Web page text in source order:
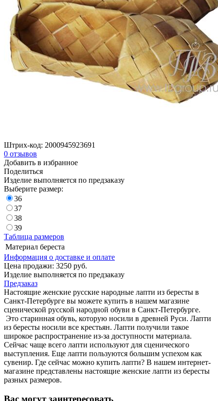
Штрих-код: 2000945923691
0 отзывов
Добавить в избранное
Поделиться
Изделие выполняется по предзаказу
Выберите размер:
36
37
38
39
Таблица размеров
Материал береста
Информация о доставке и оплате
Цена продажи: 3250 руб.
Изделие выполняется по предзаказу
Предзаказ
Настоящие женские русские народные лапти из бересты в
Санкт-Петербурге вы можете купить в нашем магазине
сценической русской народной обуви в Санкт-Петербурге.
Это старинная обувь, которую носили в древней Руси. Лапти
из бересты носили все крестьян. Лапти получили такое
широкое распространение из-за доступности материала.
Сейчас чаще всего лапти используют для сценического
выступления. Еще лапти пользуются большим успехом как
сувенир. Где сейчас можно купить лапти? В нашем интернет-
магазине представлены настоящие женские лапти из бересты
разных размеров.
Вас могут заинтересовать